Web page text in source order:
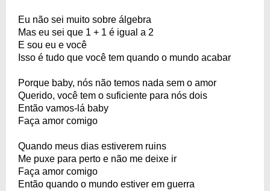
Eu não sei muito sobre álgebra
Mas eu sei que 1 + 1 é igual a 2
E sou eu e você
Isso é tudo que você tem quando o mundo acabar
Porque baby, nós não temos nada sem o amor
Querido, você tem o suficiente para nós dois
Então vamos-lá baby
Faça amor comigo
Quando meus dias estiverem ruins
Me puxe para perto e não me deixe ir
Faça amor comigo
Então quando o mundo estiver em guerra